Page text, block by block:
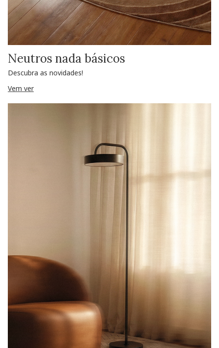
Neutros nada básicos
Descubra as novidades!
Vem ver